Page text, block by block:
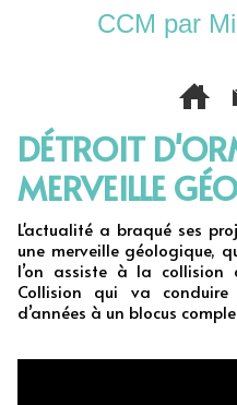
CCM par
DÉTROIT
MERVEILLE
L'actualité a braqué ses
une merveille géologique,
l’on assiste à la collision
Collision qui va
d’années à un blocus